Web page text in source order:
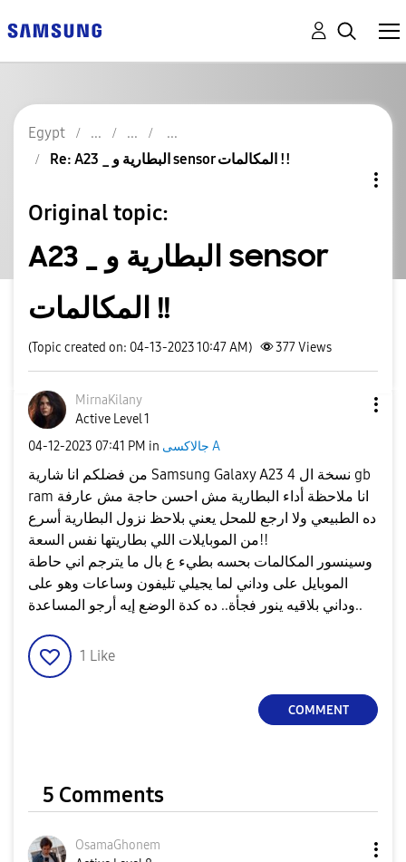
Egypt
Re: A23 _ البطارية و sensor المكالمات !!
Original topic:
A23 _ البطارية و sensor
المكالمات !!
(Topic created on: 04-13-2023 10:47 AM) 377Views
MirnaKilany
Active Level 1
‎04-12-2023 07:41 PM in جالاكسى A
من فضلكم انا شارية Samsung Galaxy A23 نسخة ال 4 gb
ram انا ملاحظة أداء البطارية مش احسن حاجة مش عارفة
ده الطبيعي ولا ارجع للمحل يعني بلاحظ نزول البطارية أسرع
من الموبايلات اللي بطاريتها نفس السعة!!
وسينسور المكالمات بحسه بطيء ع بال ما يترجم اني حاطة
الموبايل على وداني لما يجيلي تليفون وساعات وهو على
وداني بلاقيه ينور فجأة.. ده كدة الوضع إيه أرجو المساعدة..
1 Like
COMMENT
5 Comments
OsamaGhonem